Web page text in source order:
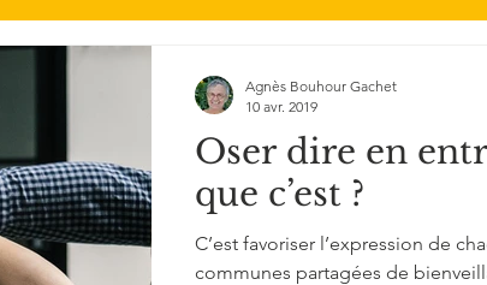
Oser dire en
que c’est ?
C’est favoriser l’expression de
communes partagées de
Agnès Bouhour Gachet
10 avr. 2019